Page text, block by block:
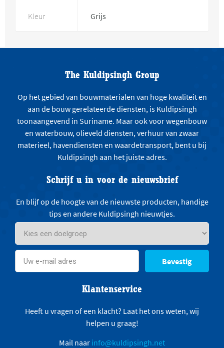
Kleur Grijs
The Kuldipsingh Group
Op het gebied van bouwmaterialen van hoge kwaliteit en
aan de bouw gerelateerde diensten, is Kuldipsingh
toonaangevend in Suriname. Maar ook voor wegenbouw
en waterbouw, olieveld diensten, verhuur van zwaar
materieel, havendiensten en waardetransport, bent u bij
Kuldipsingh aan het juiste adres.
Schrijf u in voor de nieuwsbrief
En blijf op de hoogte van de nieuwste producten, handige
tips en andere Kuldipsingh nieuwtjes.
Bevestig
Klantenservice
Heeft u vragen of een klacht? Laat het ons weten, wij
helpen u graag!
Mail naar info@kuldipsingh.net